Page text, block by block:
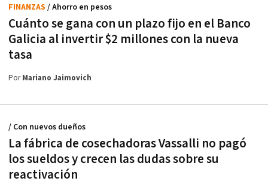
Cuánto se gana con un plazo fijo en el Banco
Galicia al invertir $2 millones con la nueva
tasa
FINANZAS / Ahorro en pesos
PorMariano Jaimovich
La fábrica de cosechadoras Vassalli no pagó
los sueldos y crecen las dudas sobre su
reactivación
/ Con nuevos dueños